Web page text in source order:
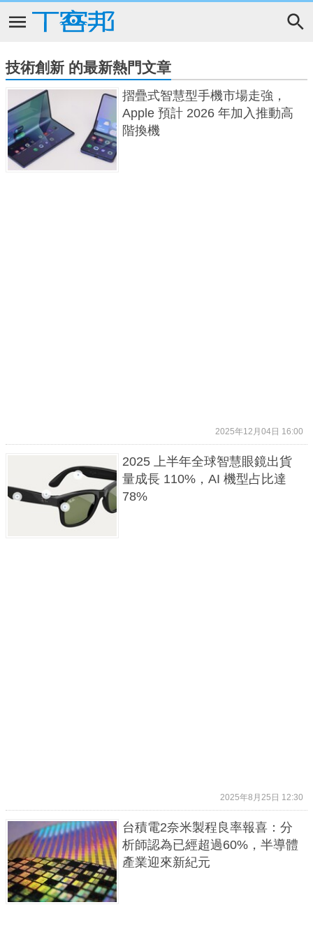
技術創新 的最新熱門文章
摺疊式智慧型手機市場走強，
Apple 預計 2026 年加入推動高
階換機
2025年12月04日 16:00
2025 上半年全球智慧眼鏡出貨
量成長 110%，AI 機型占比達
78%
2025年8月25日 12:30
台積電2奈米製程良率報喜：分
析師認為已經超過60%，半導體
產業迎來新紀元